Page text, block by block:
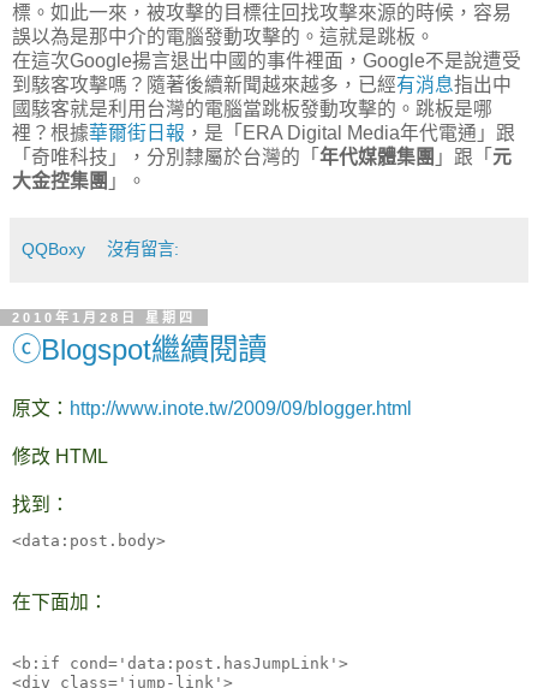
標。如此一來，被攻擊的目標往回找攻擊來源的時候，容易
誤以為是那中介的電腦發動攻擊的。這就是跳板。
在這次Google揚言退出中國的事件裡面，Google不是說遭受
到駭客攻擊嗎？隨著後續新聞越來越多，已經有消息指出中
國駭客就是利用台灣的電腦當跳板發動攻擊的。跳板是哪
裡？根據華爾街日報 ，是「ERA Digital Media年代電通」跟
「奇唯科技」，分別隸屬於台灣的「 年代媒體集團 」跟「 元
大金控集團 」。
QQBoxy 沒有留言:
2010年1月28日 星期四
ⓒBlogspot繼續閱讀
原文： http://www.inote.tw/2009/09/blogger.html
修改 HTML
找到：
<data:post.body>
在下面加：
<b:if cond='data:post.hasJumpLink'>
<div class='jump-link'>